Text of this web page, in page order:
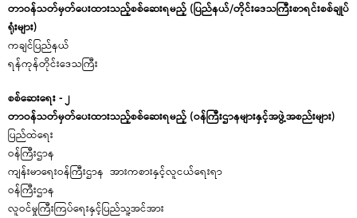
တာဝန်သတ်မှတ်ပေးထားသည့်စစ်ဆေးရမည့် (ပြည်နယ်/တိုင်းဒေသကြီးစာရင်းစစ်ချုပ်
ရုံးများ)
ကချင်ပြည်နယ်
ရန်ကုန်တိုင်းဒေသကြီး
စစ်ဆေးရေး - ၂
တာဝန်သတ်မှတ်ပေးထားသည့်စစ်ဆေးရမည့် (ဝန်ကြီးဌာနများနှင့်အဖွဲ့အစည်းများ)
ပြည်ထဲရေး
ဝန်
ကျန်းမာရေးဝန်ကြီးဌာန အားကစားနှင့်လူငယ်ရေးရာ
ဝန်က
လူဝင်မှုကြီးကြပ်ရေးနှင့်ပြည်သူ့အင်အား